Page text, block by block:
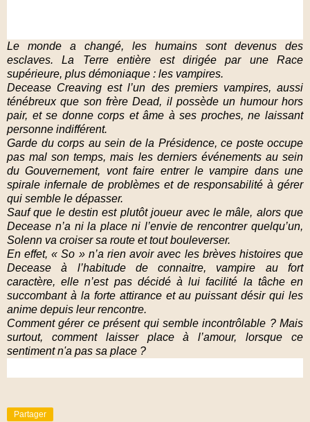
Le monde a changé, les humains sont devenus des
esclaves. La Terre entière est dirigée par une Race
supérieure, plus démoniaque : les vampires.
Decease Creaving est l’un des premiers vampires, aussi
ténébreux que son frère Dead, il possède un humour hors
pair, et se donne corps et âme à ses proches, ne laissant
personne indifférent.
Garde du corps au sein de la Présidence, ce poste occupe
pas mal son temps, mais les derniers événements au sein
du Gouvernement, vont faire entrer le vampire dans une
spirale infernale de problèmes et de responsabilité à gérer
qui semble le dépasser.
Sauf que le destin est plutôt joueur avec le mâle, alors que
Decease n’a ni la place ni l’envie de rencontrer quelqu’un,
Solenn va croiser sa route et tout bouleverser.
En effet, « So » n’a rien avoir avec les brèves histoires que
Decease à l’habitude de connaitre, vampire au fort
caractère, elle n’est pas décidé à lui facilité la tâche en
succombant à la forte attirance et au puissant désir qui les
anime depuis leur rencontre.
Comment gérer ce présent qui semble incontrôlable ? Mais
surtout, comment laisser place à l’amour, lorsque ce
sentiment n'a pas sa place ?
Partager